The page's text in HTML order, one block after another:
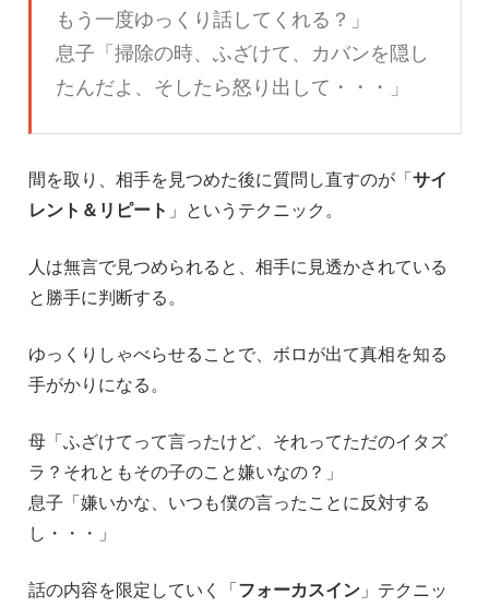
もう一度ゆっくり話してくれる？」
息子「掃除の時、ふざけて、カバンを隠し
たんだよ、そしたら怒り出して・・・」
間を取り、相手を見つめた後に質問し直すのが「サイ
レント＆リピート 」というテクニック。
人は無言で見つめられると、相手に見透かされている
と勝手に判断する。
ゆっくりしゃべらせることで、ボロが出て真相を知る
手がかりになる。
母「ふざけてって言ったけど、それってただのイタズ
ラ？それともその子のこと嫌いなの？」
息子「嫌いかな、いつも僕の言ったことに反対する
し・・・」
話の内容を限定していく「フォーカスイン」テクニッ